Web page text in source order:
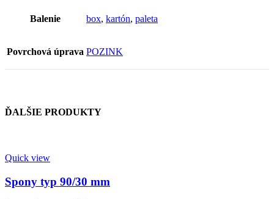
Balenie box, kartón, paleta
Povrchová úprava POZINK
ĎALŠIE PRODUKTY
Quick view
Spony typ 90/30 mm